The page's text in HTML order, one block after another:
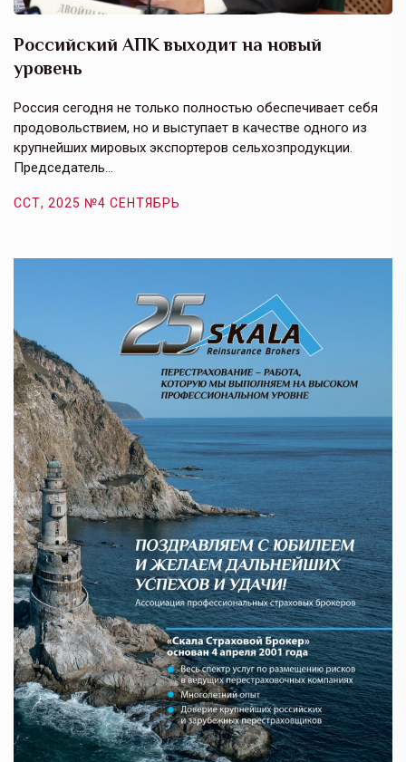
Российский АПК выходит на новый
уровень
Россия сегодня не только полностью обеспечивает себя
продовольствием, но и выступает в качестве одного из
крупнейших мировых экспортеров сельхозпродукции.
Председатель…
ССТ, 2025 №4 СЕНТЯБРЬ